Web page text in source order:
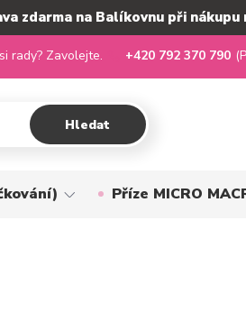
zdarma na Balíkovnu při nákupu
Hledat
rady? Zavolejte. +420 792 370 790
Příze MICRO